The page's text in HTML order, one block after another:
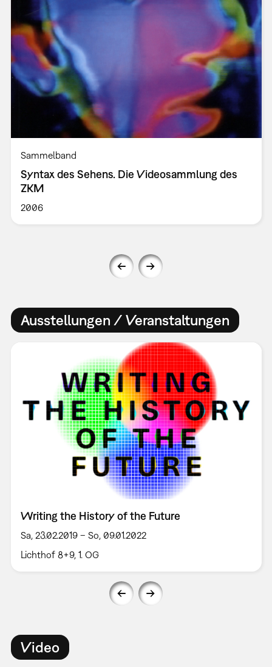
Sammelband
Syntax des Sehens. Die Videosammlung des
ZKM
2006
Ausstellungen / Veranstaltungen
Writing the History of the Future
Sa, 23.02.2019 – So, 09.01.2022
Lichthof 8+9, 1. OG
Video